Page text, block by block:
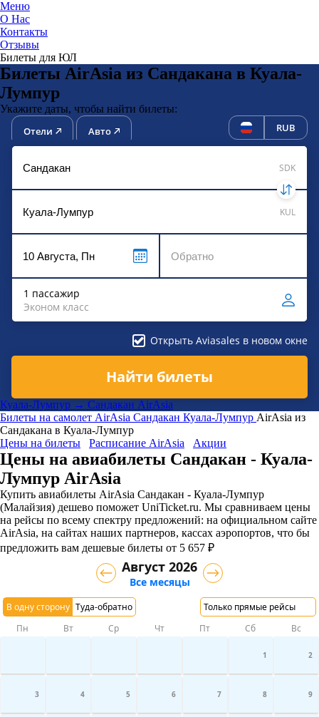
Меню
О Нас
Контакты
Отзывы
Билеты для ЮЛ
Билеты AirAsia из Сандакана в Куала-
Лумпур
Укажите даты, чтобы найти билеты:
Отели Авто RUB
SDK
KUL
1 пассажир
Эконом класс
Открыть Aviasales в новом окне
Найти билеты
Куала-Лумпур → Сандакан AirAsia
Билеты на самолет AirAsia Сандакан Куала-Лумпур AirAsia из
Сандакана в Куала-Лумпур
Цены на билеты
Расписание AirAsia Акции
Цены на авиабилеты Сандакан - Куала-
Лумпур AirAsia
Купить авиабилеты AirAsia Сандакан - Куала-Лумпур
(Малайзия) дешево поможет UniTicket.ru. Мы сравниваем цены
на рейсы по всему спектру предложений: на официальном сайте
AirAsia, на сайтах наших партнеров, кассах аэропортов, что бы
предложить вам дешевые билеты от 5 657 ₽
В одну сторону Туда-обратно Только прямые рейсы
Август 2026
Все месяцы
Пн Вт Ср Чт Пт Сб Вс
1 2
3 4 5 6 7 8 9